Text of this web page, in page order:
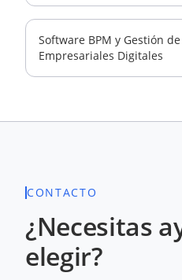
Software BPM y Gestión
Empresariales Digitales
CONTACTO
¿Necesitas
elegir?